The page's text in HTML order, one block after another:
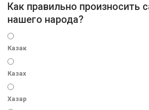
Как правильно произносить
нашего народа?
Казак
Казах
Хазар